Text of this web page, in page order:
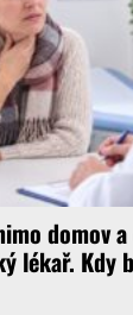
domov
lékař. Kdy